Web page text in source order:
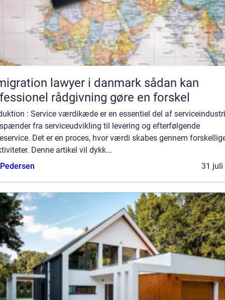
lawyer i danmark sådan kan
rådgivning gøre en forskel
: Service værdikæde er en essentiel del af
fra serviceudvikling til levering og efterfølgende
Det er en proces, hvor værdi skabes gennem
Denne artikel vil dykk...
31 juli